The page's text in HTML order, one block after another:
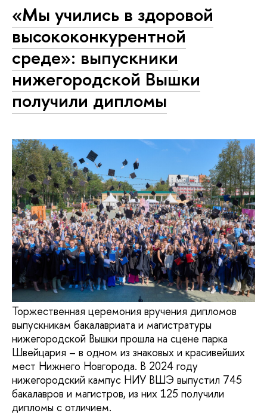
«Мы учились в здоровой
высококонкурентной
среде»: выпускники
нижегородской Вышки
получили дипломы
Торжественная церемония вручения дипломов
выпускникам бакалавриата и магистратуры
нижегородской Вышки прошла на сцене парка
Швейцария – в одном из знаковых и красивейших
мест Нижнего Новгорода. В 2024 году
нижегородский кампус НИУ ВШЭ выпустил 745
бакалавров и магистров, из них 125 получили
дипломы с отличием.